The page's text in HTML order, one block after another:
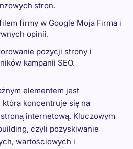
stron.
firmy w Google Moja Firma i
opinii.
pozycji strony i
kampanii SEO.
elementem jest
koncentruje się na
internetową. Kluczowym
czyli pozyskiwanie
wartościowych i